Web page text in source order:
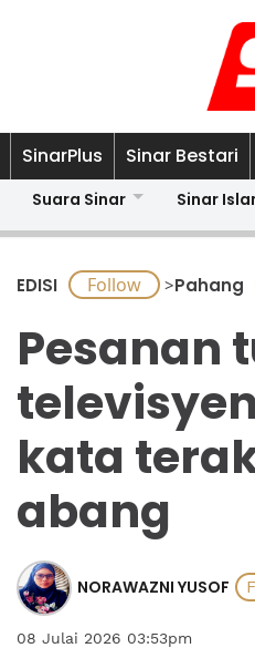
SinarPlus Sinar Bestari
Suara Sinar Sinar
EDISI >Pahang
Pesanan
kata
abang
NORAWAZNI YUSOF
08 Julai 2026 03:53pm